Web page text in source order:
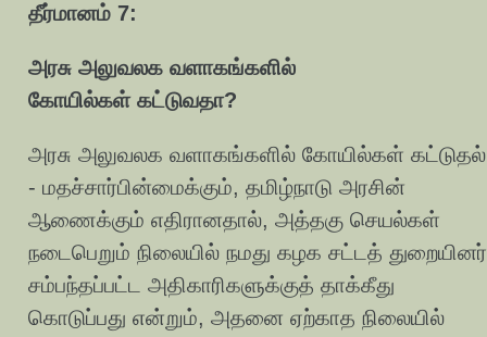
தீர்மானம் 7:
அரசு அலுவலக வளாகங்களில்
கோயில்கள் கட்டுவதா?
அரசு அலுவலக வளாகங்களில் கோயில்கள் கட்டுதல்
- மதச்சார்பின்மைக்கும், தமிழ்நாடு அரசின்
ஆணைக்கும் எதிரானதால், அத்தகு செயல்கள்
நடைபெறும் நிலையில் நமது கழக சட்டத் துறையினர்
சம்பந்தப்பட்ட அதிகாரிகளுக்குத் தாக்கீது
கொடுப்பது என்றும், அதனை ஏற்காத நிலையில்